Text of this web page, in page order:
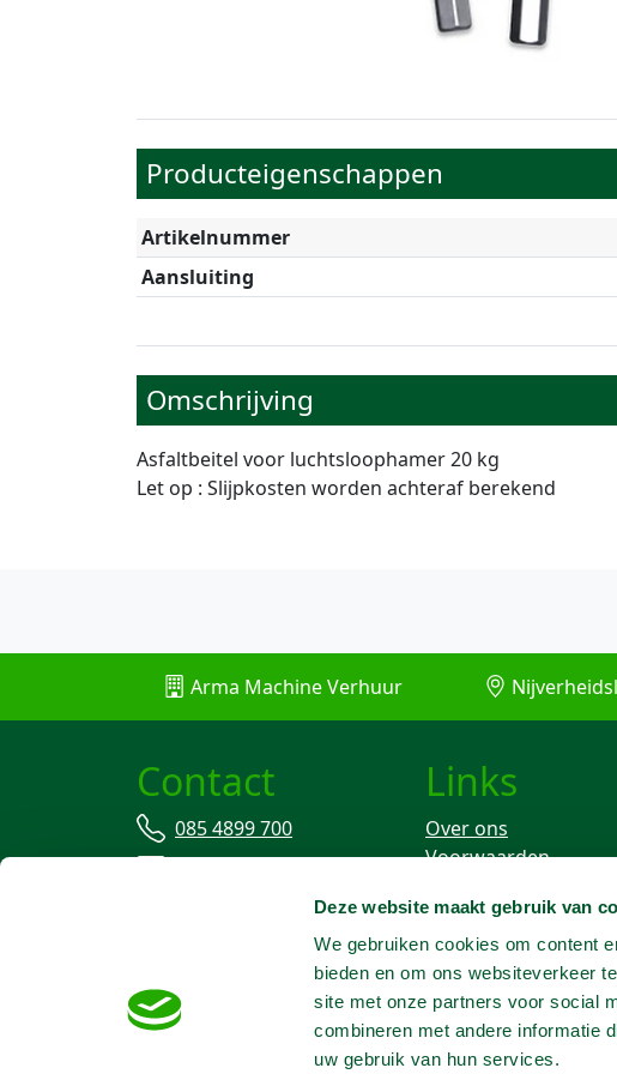
Deze website maakt gebruik van
We gebruiken cookies om content
bieden en om ons websiteverkeer
site met onze partners voor social
combineren met andere informatie
uw gebruik van hun services.
Producteigenschappen
Artikelnummer
Aansluiting
Omschrijving
Asfaltbeitel voor luchtsloophamer 20 kg
Let op : Slijpkosten worden achteraf berekend
Arma Machine Verhuur
Contact
085 4899 700
info@machineverhuur.nl
Links
Over ons
Voorwaarden
Stofvrij werken